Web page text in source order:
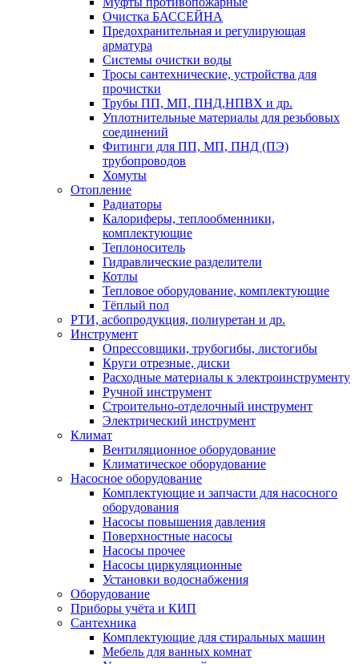
Очистка БАССЕЙНА
Предохранительная и регулирующая
арматура
Системы очистки воды
Тросы сантехнические, устройства для
прочистки
Трубы ПП, МП, ПНД,НПВХ и др.
Уплотнительные материалы для резьбовых
соединений
Фитинги для ПП, МП, ПНД (ПЭ)
трубопроводов
Хомуты
Отопление
Радиаторы
Калориферы, теплообменники,
комплектующие
Теплоноситель
Гидравлические разделители
Котлы
Тепловое оборудование, комплектующие
Тёплый пол
РТИ, асбопродукция, полиуретан и др.
Инструмент
Опрессовщики, трубогибы, листогибы
Круги отрезные, диски
Расходные материалы к электроинструменту
Ручной инструмент
Строительно-отделочный инструмент
Электрический инструмент
Климат
Вентиляционное оборудование
Климатическое оборудование
Насосное оборудование
Комплектующие и запчасти для насосного
оборудования
Насосы повышения давления
Поверхностные насосы
Насосы прочее
Насосы циркуляционные
Установки водоснабжения
Оборудование
Приборы учёта и КИП
Сантехника
Комплектующие для стиральных машин
Мебель для ванных комнат